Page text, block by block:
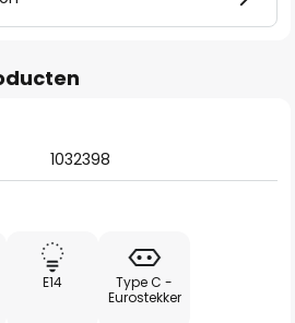
1032398
E14
Type C -
Eurostekker